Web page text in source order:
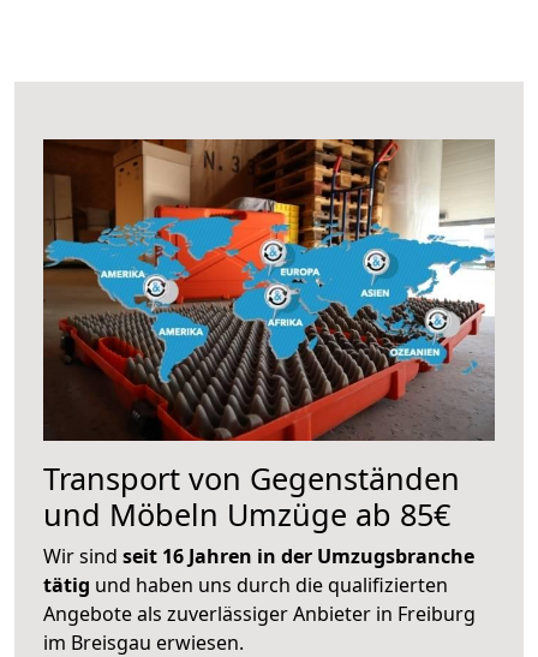
Transport von Gegenständen
und Möbeln Umzüge ab 85€
Wir sind seit 16 Jahren in der Umzugsbranche
tätig und haben uns durch die qualifizierten
Angebote als zuverlässiger Anbieter in Freiburg
im Breisgau erwiesen.